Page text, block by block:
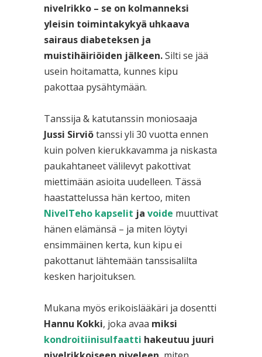
nivelrikko – se on kolmanneksi
yleisin toimintakykyä uhkaava
sairaus diabeteksen ja
muistihäiriöiden jälkeen.Silti se jää
usein hoitamatta, kunnes kipu
pakottaa pysähtymään.
Tanssija & katutanssin moniosaaja
Jussi Sirviötanssi yli 30 vuotta ennen
kuin polven kierukkavamma ja niskasta
paukahta­neet välilevyt pakottivat
miettimään asioita uudelleen. Tässä
haastattelussa hän kertoo, miten
NivelTeho kapselit ja voide muuttivat
hänen elämänsä – ja miten löytyi
ensimmäinen kerta, kun kipu ei
pakottanut lähtemään tanssisalilta
kesken harjoituksen.
Mukana myös erikoislääkäri ja dosentti
Hannu Kokki, joka avaa miksi
kondroitiinisulfaatti hakeutuu juuri